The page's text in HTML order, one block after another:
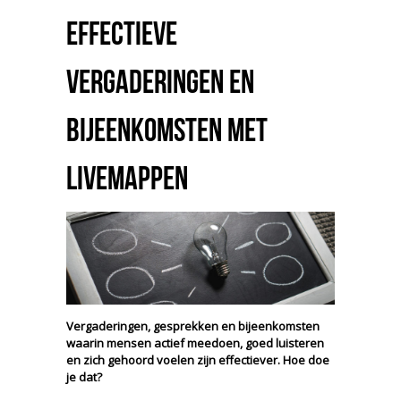
Effectieve
vergaderingen en
bijeenkomsten met
LiveMappen
Vergaderingen, gesprekken en bijeenkomsten
waarin mensen actief meedoen, goed luisteren
en zich gehoord voelen zijn effectiever. Hoe doe
je dat?